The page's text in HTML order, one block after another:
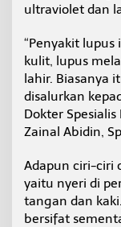
ultraviolet dan
“Penyakit
kulit, lupus
lahir. Biasanya
disalurkan
Dokter Spesialis
Zainal Abidin,
Adapun ciri-ciri
yaitu nyeri di
tangan dan
bersifat